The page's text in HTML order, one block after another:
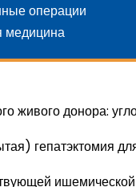
операции
медицина
живого донора:
гепатэктомия